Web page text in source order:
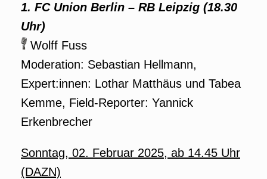
1. FC Union Berlin – RB Leipzig (18.30
Uhr)
Wolff Fuss
Moderation: Sebastian Hellmann,
Expert:innen: Lothar Matthäus und Tabea
Kemme, Field-Reporter: Yannick
Erkenbrecher
Sonntag, 02. Februar 2025, ab 14.45 Uhr
(DAZN)